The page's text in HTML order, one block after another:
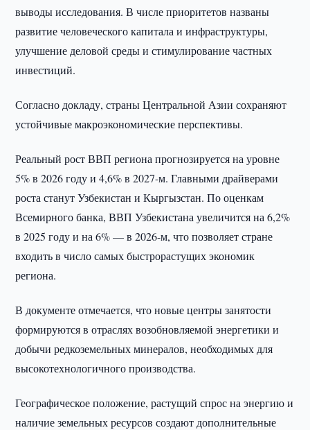
выводы исследования. В числе приоритетов названы
развитие человеческого капитала и инфраструктуры,
улучшение деловой среды и стимулирование частных
инвестиций.
Согласно докладу, страны Центральной Азии сохраняют
устойчивые макроэкономические перспективы.
Реальный рост ВВП региона прогнозируется на уровне
5% в 2026 году и 4,6% в 2027-м. Главными драйверами
роста станут Узбекистан и Кыргызстан. По оценкам
Всемирного банка, ВВП Узбекистана увеличится на 6,2%
в 2025 году и на 6% — в 2026-м, что позволяет стране
входить в число самых быстрорастущих экономик
региона.
В документе отмечается, что новые центры занятости
формируются в отраслях возобновляемой энергетики и
добычи редкоземельных минералов, необходимых для
высокотехнологичного производства.
Географическое положение, растущий спрос на энергию и
наличие земельных ресурсов создают дополнительные